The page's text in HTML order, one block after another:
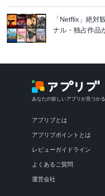
「Netflix」絶対
ナル・独占作品
あなたの欲しいアプリが見つかる
アプリブとは
アプリブポイントとは
レビューガイドライン
よくあるご質問
運営会社